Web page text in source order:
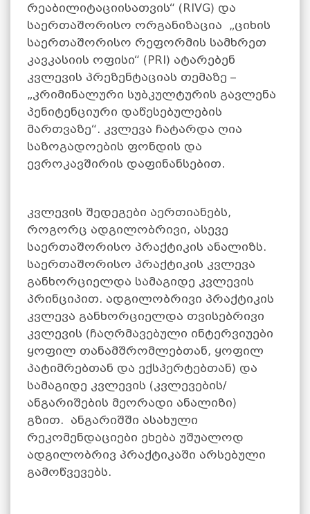
რეაბილიტაციისათვის“ (RIVG) და
საერთაშორისო ორგანიზაცია „ციხის
საერთაშორისო რეფორმის სამხრეთ
კავკასიის ოფისი“ (PRI) ატარებენ
კვლევის პრეზენტაციას თემაზე –
„კრიმინალური სუბკულტურის გავლენა
პენიტენციური დაწესებულების
მართვაზე“. კვლევა ჩატარდა ღია
საზოგადოების ფონდის და
ევროკავშირის დაფინანსებით.
კვლევის შედეგები აერთიანებს,
როგორც ადგილობრივი, ასევე
საერთაშორისო პრაქტიკის ანალიზს.
საერთაშორისო პრაქტიკის კვლევა
განხორციელდა სამაგიდე კვლევის
პრინციპით. ადგილობრივი პრაქტიკის
კვლევა განხორციელდა თვისებრივი
კვლევის (ჩაღრმავებული ინტერვიუები
ყოფილ თანამშრომლებთან, ყოფილ
პატიმრებთან და ექსპერტებთან) და
სამაგიდე კვლევის (კვლევების/
ანგარიშების მეორადი ანალიზი)
გზით. ანგარიშში ასახული
რეკომენდაციები ეხება უშუალოდ
ადგილობრივ პრაქტიკაში არსებული
გამოწვევებს.